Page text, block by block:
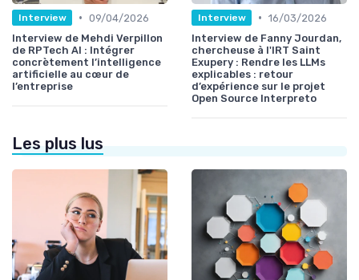
Interview • 09/04/2026
Interview de Mehdi Verpillon
de RPTech AI : Intégrer
concrètement l’intelligence
artificielle au cœur de
l’entreprise
Interview • 16/03/2026
Interview de Fanny Jourdan,
chercheuse à l'IRT Saint
Exupery : Rendre les LLMs
explicables : retour
d’expérience sur le projet
Open Source Interpreto
Les plus lus